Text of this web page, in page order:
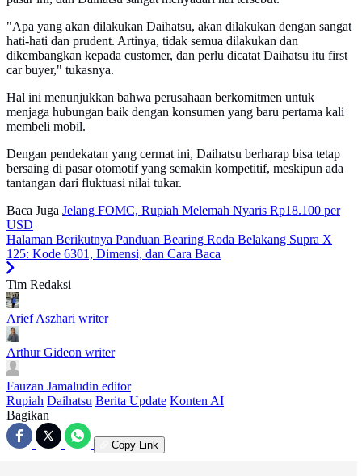
"Apa yang akan dilakukan Daihatsu, akan dilakukan dengan sangat
hati-hati dan prudent. Artinya, tidak semua dilakukan dan
dikembangkan kepada customer, dan perlu dicatat Daihatsu itu first
car buyer," tukasnya.
Hal ini menunjukkan bahwa perusahaan berkomitmen untuk
menjaga hubungan baik dengan konsumen yang baru pertama kali
membeli mobil.
Dengan pendekatan yang cermat ini, Daihatsu berharap bisa tetap
bersaing di pasar otomotif yang semakin kompetitif, meskipun ada
tantangan dari fluktuasi nilai tukar.
Baca Juga Jelang FOMC, Rupiah Melemah Nyaris Rp18.100 per
USD
Halaman Berikutnya Panduan Bearing Roda Belakang Supra X
125: Kode 6301, Dimensi, dan Cara Baca
Tim Redaksi
Arief Aszhari writer
Arthur Gideon writer
Fauzan Jamaludin editor
Rupiah Daihatsu Berita Update Konten AI
Bagikan
Copy Link